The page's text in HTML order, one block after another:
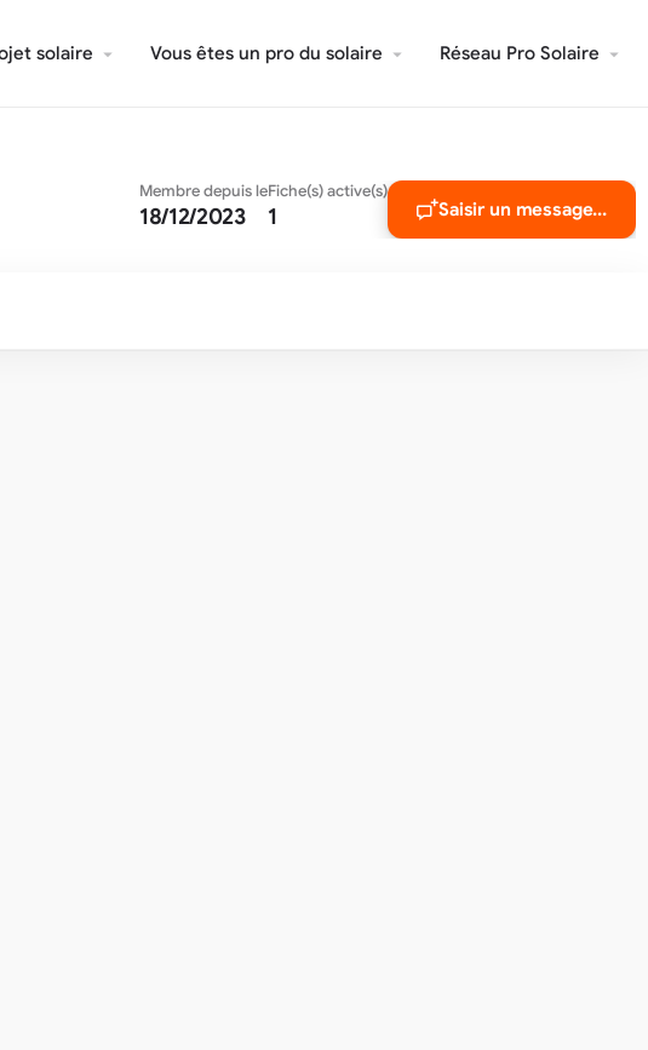
solaire Vous êtes un pro du solaire Réseau Pro Solaire
Membre depuis le
18/12/2023
Fiche(s) active(s)
1 Saisir un message...